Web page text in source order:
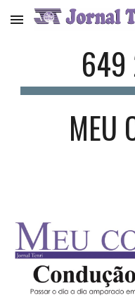
Skip to main content
649
MEU